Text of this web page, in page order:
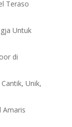
Teraso
Untuk
di
Unik,
Amaris